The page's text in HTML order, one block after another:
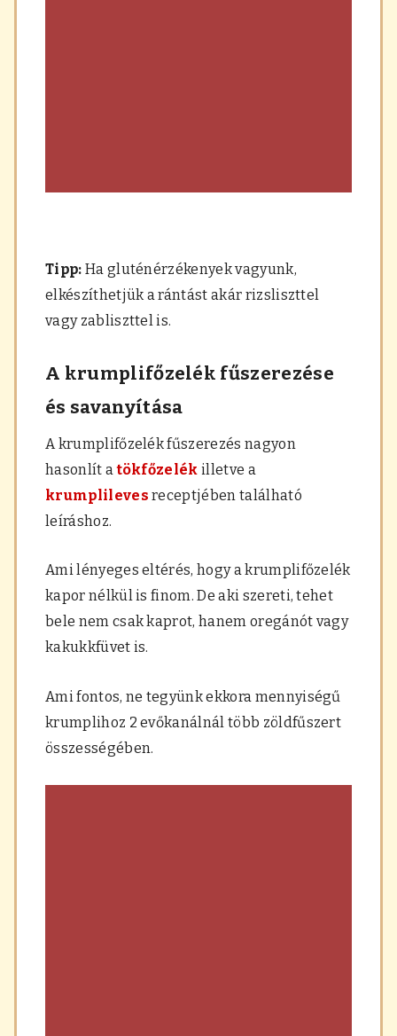
Tipp: Ha gluténérzékenyek vagyunk,
elkészíthetjük a rántást akár rizsliszttel
vagy zabliszttel is.
A krumplifőzelék fűszerezése
és savanyítása
A krumplifőzelék fűszerezés nagyon
hasonlít atökfőzelék illetve a
krumplileves receptjében található
leíráshoz.
Ami lényeges eltérés, hogy a krumplifőzelék
kapor nélkül is finom. De aki szereti, tehet
bele nem csak kaprot, hanem oregánót vagy
kakukkfüvet is.
Ami fontos, ne tegyünk ekkora mennyiségű
krumplihoz 2 evőkanálnál több zöldfűszert
összességében.